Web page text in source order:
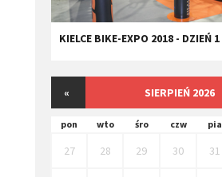
KIELCE BIKE-EXPO 2018 - DZIEŃ 1
« SIERPIEŃ 2026
pon wto śro czw pia
27 28 29 30 31